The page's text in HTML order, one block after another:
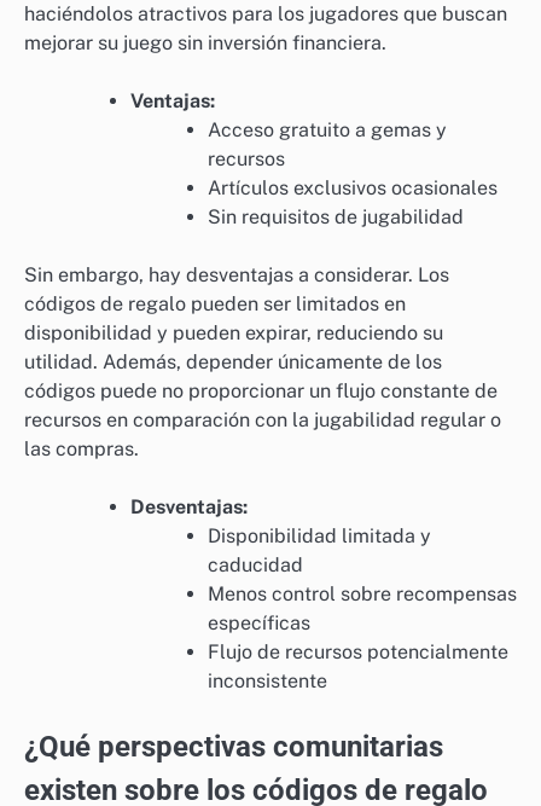
haciéndolos atractivos para los jugadores que buscan
mejorar su juego sin inversión financiera.
Ventajas:
Acceso gratuito a gemas y
recursos
Artículos exclusivos ocasionales
Sin requisitos de jugabilidad
Sin embargo, hay desventajas a considerar. Los
códigos de regalo pueden ser limitados en
disponibilidad y pueden expirar, reduciendo su
utilidad. Además, depender únicamente de los
códigos puede no proporcionar un flujo constante de
recursos en comparación con la jugabilidad regular o
las compras.
Desventajas:
Disponibilidad limitada y
caducidad
Menos control sobre recompensas
específicas
Flujo de recursos potencialmente
inconsistente
¿Qué perspectivas comunitarias
existen sobre los códigos de regalo